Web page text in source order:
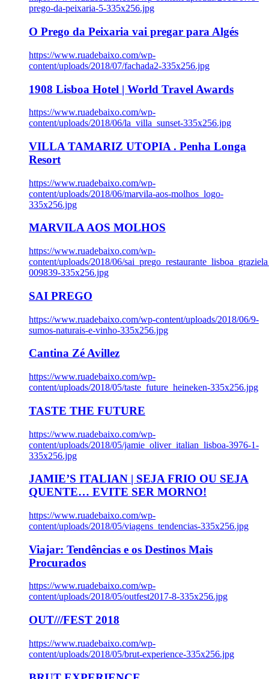
prego-da-peixaria-5-335x256.jpg
O Prego da Peixaria vai pregar para Algés
https://www.ruadebaixo.com/wp-
content/uploads/2018/07/fachada2-335x256.jpg
1908 Lisboa Hotel | World Travel Awards
https://www.ruadebaixo.com/wp-
content/uploads/2018/06/la_villa_sunset-335x256.jpg
VILLA TAMARIZ UTOPIA . Penha Longa
Resort
https://www.ruadebaixo.com/wp-
content/uploads/2018/06/marvila-aos-molhos_logo-
335x256.jpg
MARVILA AOS MOLHOS
https://www.ruadebaixo.com/wp-
content/uploads/2018/06/
009839-335x256.jpg
SAI PREGO
https://www.ruadebaixo.com/wp-content/uploads/2018/06/9-
sumos-naturais-e-vinho-335x256.jpg
Cantina Zé Avillez
https://www.ruadebaixo.com/wp-
content/uploads/2018/05/taste_future_heineken-335x256.jpg
TASTE THE FUTURE
https://www.ruadebaixo.com/wp-
content/uploads/2018/05/jamie_oliver_italian_lisboa-3976-1-
335x256.jpg
JAMIE’S ITALIAN | SEJA FRIO OU SEJA
QUENTE… EVITE SER MORNO!
https://www.ruadebaixo.com/wp-
content/uploads/2018/05/viagens_tendencias-335x256.jpg
Viajar: Tendências e os Destinos Mais
Procurados
https://www.ruadebaixo.com/wp-
content/uploads/2018/05/outfest2017-8-335x256.jpg
OUT///FEST 2018
https://www.ruadebaixo.com/wp-
content/uploads/2018/05/brut-experience-335x256.jpg